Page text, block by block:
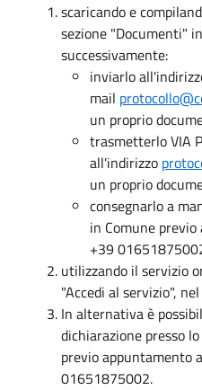
scaricando e
sezione "Documenti"
successivamente:
inviarlo
mail
un proprio
trasmetterlo VIA
all'indirizzo
un proprio
consegnarlo a
in Comune
+39
utilizzando il servizio
"Accedi al servizio",
In alternativa è
dichiarazione presso
previo appuntamento
01651875002.